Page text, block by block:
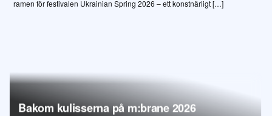
ramen för festivalen Ukrainian Spring 2026 – ett konstnärligt […]
Bakom kulisserna på m:brane 2026